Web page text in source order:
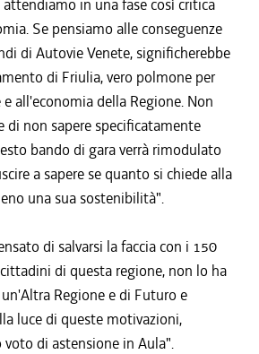
in una fase così critica
Se pensiamo alle conseguenze
di Autovie Venete, significherebbe
di Friulia, vero polmone per
all'economia della Regione. Non
di non sapere specificatamente
bando di gara verrà rimodulato
a sapere se quanto si chiede alla
una sua sostenibilità".
di salvarsi la faccia con i 150
di questa regione, non lo ha
Regione e di Futuro e
luce di queste motivazioni,
di astensione in Aula".